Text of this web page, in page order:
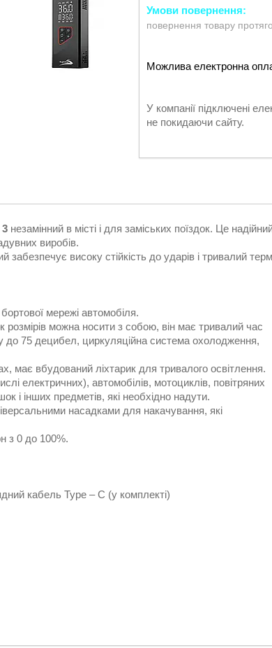
повернення товару
У компанії підключені
не покидаючи сайту.
незамінний в місті і для заміських поїздок. Це
виробів.
високу стійкість до ударів і тривалий
мережі автомобіля.
розмірів можна носити з собою, він має тривалий час
75 децибел, циркуляційна система охолодження,
має вбудований ліхтарик для тривалого освітлення.
електричних), автомобілів, мотоциклів, повітряних
і інших предметів, які необхідно надути.
насадками для накачування, які
з 0 до 100%.
кабель Type – C (у комплекті)